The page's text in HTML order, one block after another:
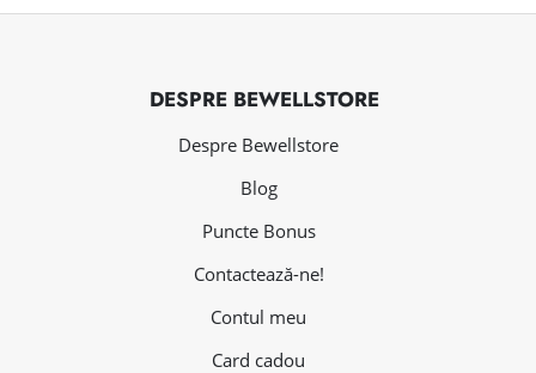
DESPRE BEWELLSTORE
Despre Bewellstore
Blog
Puncte Bonus
Contactează-ne!
Contul meu
Card cadou